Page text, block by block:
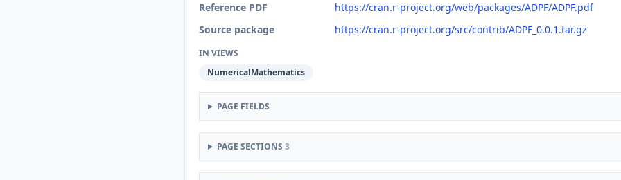
Reference PDF
https://cran.r-project.org/web/packages/ADPF/ADPF.pdf
Source package
https://cran.r-project.org/src/contrib/ADPF_0.0.1.tar.gz
IN VIEWS
NumericalMathematics
PAGE FIELDS
PAGE SECTIONS 3